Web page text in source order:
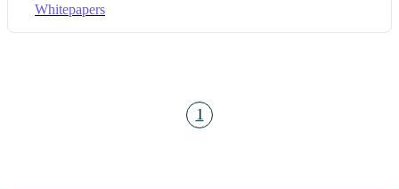
Whitepapers
1